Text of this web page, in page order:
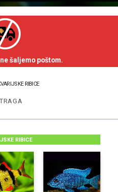
šaljemo poštom.
RIBICE
RIBICE